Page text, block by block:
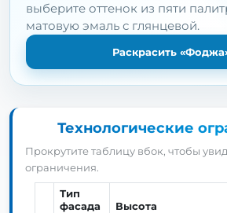
выберите оттенок из пяти
матовую эмаль с глянцевой.
Раскрасить
Технологические
Прокрутите таблицу вбок, чтобы
ограничения.
Тип
фасада
Высота